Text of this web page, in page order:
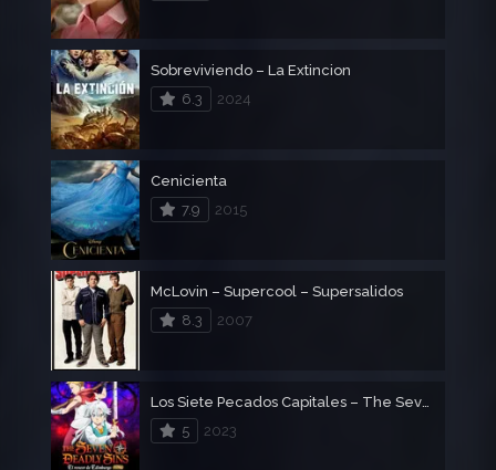
Sobreviviendo – La Extincion
6.3
2024
Cenicienta
7.9
2015
McLovin – Supercool – Supersalidos
8.3
2007
Los Siete Pecados Capitales – The Seven Deadly Sins: El rencor de Edimburgo (Parte 2)
5
2023